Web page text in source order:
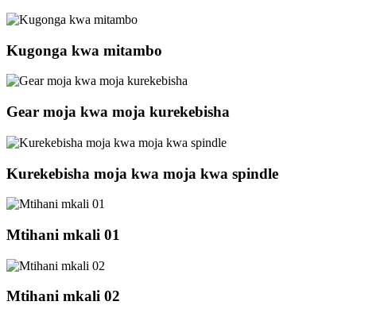
Kugonga kwa mitambo
Gear moja kwa moja kurekebisha
Kurekebisha moja kwa moja kwa spindle
Mtihani mkali 01
Mtihani mkali 02